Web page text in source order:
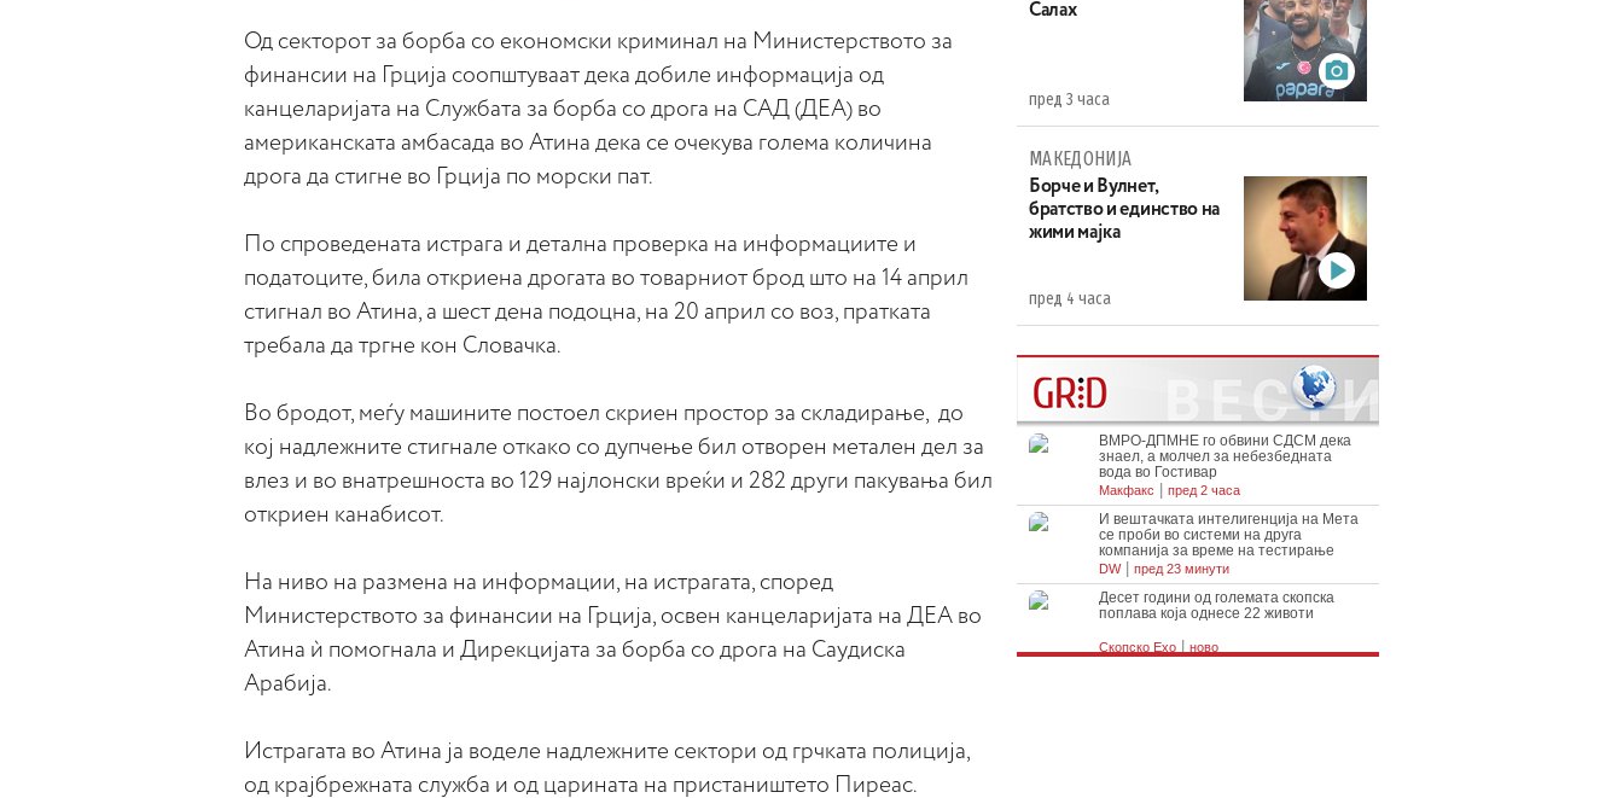
Од секторот за борба со економски криминал на Министерството за
финансии на Грција соопштуваат дека добиле информација од
канцеларијата на Службата за борба со дрога на САД (ДЕА) во
американската амбасада во Атина дека се очекува голема количина
дрога да стигне во Грција по морски пат.
По спроведената истрага и детална проверка на информациите и
податоците, била откриена дрогата во товарниот брод што на 14 април
стигнал во Атина, а шест дена подоцна, на 20 април со воз, пратката
требала да тргне кон Словачка.
Во бродот, меѓу машините постоел скриен простор за складирање, до
кој надлежните стигнале откако со дупчење бил отворен метален дел за
влез и во внатрешноста во 129 најлонски вреќи и 282 други пакувања бил
откриен канабисот.
На ниво на размена на информации, на истрагата, според
Министерството за финансии на Грција, освен канцеларијата на ДЕА во
Атина ѝ помогнала и Дирекцијата за борба со дрога на Саудиска
Арабија.
Истрагата во Атина ја воделе надлежните сектори од грчката полиција,
од крајбрежната служба и од царината на пристаништето Пиреас.
Салах
пред 3 часа
МАКЕДОНИЈА
Борче и Вулнет,
братство и единство на
жими мајка
пред 4 часа